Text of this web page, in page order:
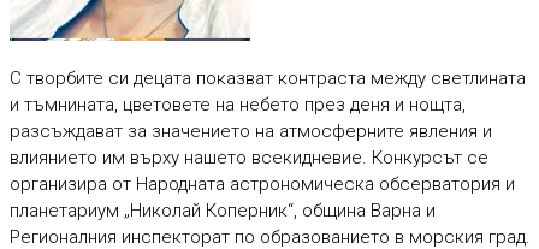
С творбите си децата показват контраста между светлината
и тъмнината, цветовете на небето през деня и нощта,
разсъждават за значението на атмосферните явления и
влиянието им върху нашето всекидневие. Конкурсът се
организира от Народната астрономическа обсерватория и
планетариум „Николай Коперник“, община Варна и
Регионалния инспекторат по образованието в морския град.